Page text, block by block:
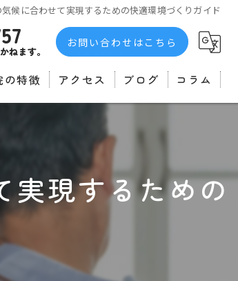
候に合わせて実現するための快適環境づくりガイド
ねます。
お問い合わせはこちら
の特徴
サージ
アクセス ブログ コラム
実現するための